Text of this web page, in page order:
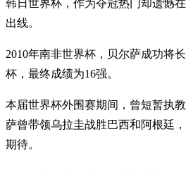
韩日世界杯，作为夺冠热门却遗憾
出线。
2010年南非世界杯，贝尔萨成功将
杯，最终成绩为16强。
本届世界杯外围赛期间，曾短暂执
萨曾带领乌拉圭战胜巴西和阿根廷
期待。